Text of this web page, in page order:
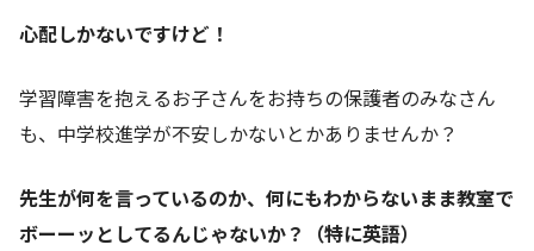
心配しかないですけど！
学習障害を抱えるお子さんをお持ちの保護者のみなさん
も、中学校進学が不安しかないとかありませんか？
先生が何を言っているのか、何にもわからないまま教室で
ボーーッとしてるんじゃないか？（特に英語）